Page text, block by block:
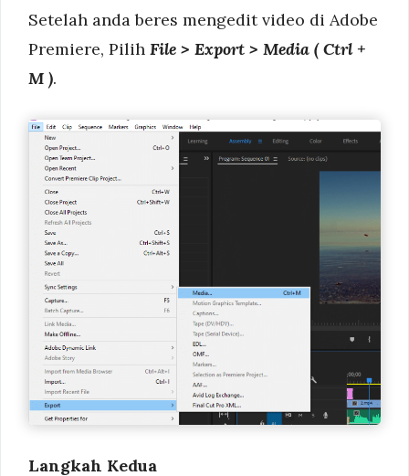
Setelah anda beres mengedit video di Adobe
Premiere, Pilih File > Export > Media ( Ctrl +
M ).
Langkah Kedua